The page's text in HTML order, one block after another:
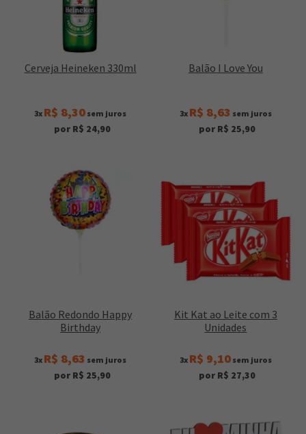
Cerveja Heineken 330ml
3x R$ 8,30 sem juros
por R$ 24,90
Balão I Love You
3x R$ 8,63 sem juros
por R$ 25,90
Balão Redondo Happy
Birthday
3x R$ 8,63 sem juros
por R$ 25,90
Kit Kat ao Leite com 3
Unidades
3x R$ 9,10sem juros
por R$ 27,30